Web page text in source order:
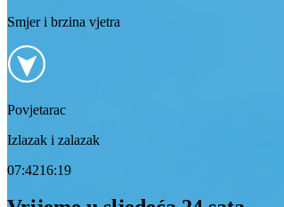
Smjer i brzina vjetra
Povjetarac
Izlazak i zalazak
07:4216:19